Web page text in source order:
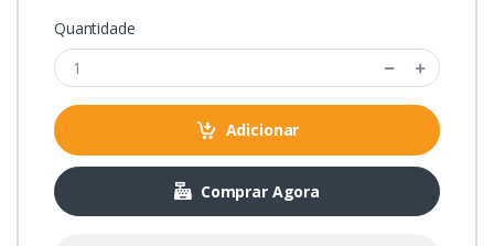
Quantidade
Adicionar
Comprar Agora